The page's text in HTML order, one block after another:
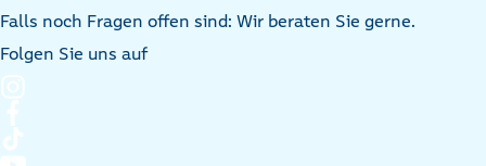
Falls noch Fragen offen sind: Wir beraten Sie gerne.
Folgen Sie uns auf